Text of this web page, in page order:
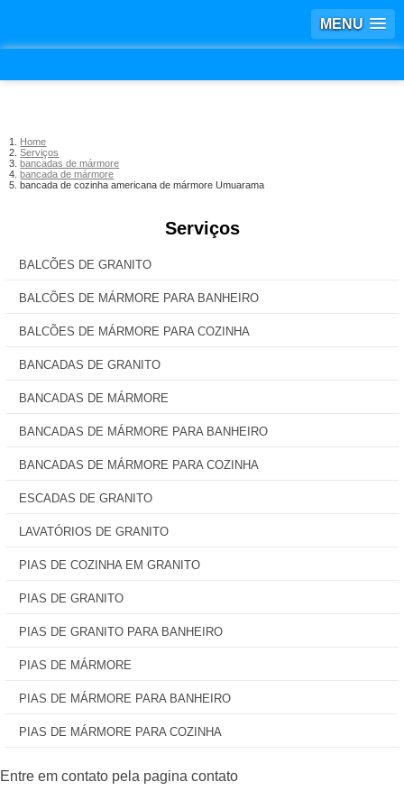
MENU
Home
Serviços
bancadas de mármore
bancada de mármore
bancada de cozinha americana de mármore Umuarama
Serviços
BALCÕES DE GRANITO
BALCÕES DE MÁRMORE PARA BANHEIRO
BALCÕES DE MÁRMORE PARA COZINHA
BANCADAS DE GRANITO
BANCADAS DE MÁRMORE
BANCADAS DE MÁRMORE PARA BANHEIRO
BANCADAS DE MÁRMORE PARA COZINHA
ESCADAS DE GRANITO
LAVATÓRIOS DE GRANITO
PIAS DE COZINHA EM GRANITO
PIAS DE GRANITO
PIAS DE GRANITO PARA BANHEIRO
PIAS DE MÁRMORE
PIAS DE MÁRMORE PARA BANHEIRO
PIAS DE MÁRMORE PARA COZINHA